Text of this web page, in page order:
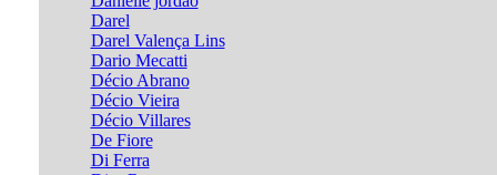
Darel
Darel Valença Lins
Dario Mecatti
Décio Abrano
Décio Vieira
Décio Villares
De Fiore
Di Ferra